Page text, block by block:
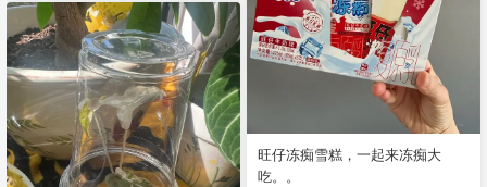
旺仔冻痴雪糕，一起来冻痴大
吃。。